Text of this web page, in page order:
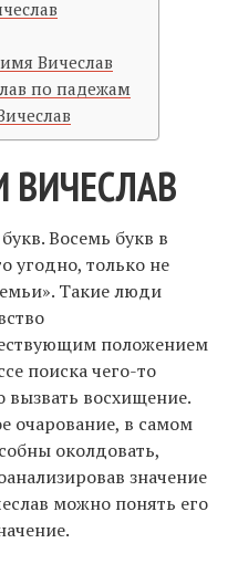
Вичеслав
по падежам
ВИЧЕСЛАВ
Восемь букв в
угодно, только не
Такие люди
положением
поиска чего-то
вызвать восхищение.
очарование, в самом
околдовать,
значение
можно понять его